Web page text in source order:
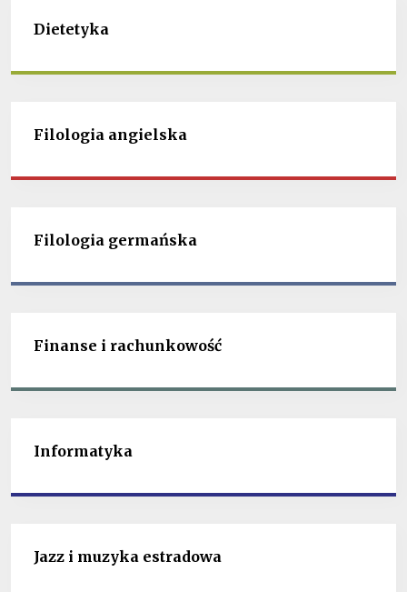
Dietetyka
Filologia angielska
Filologia germańska
Finanse i rachunkowość
Informatyka
Jazz i muzyka estradowa